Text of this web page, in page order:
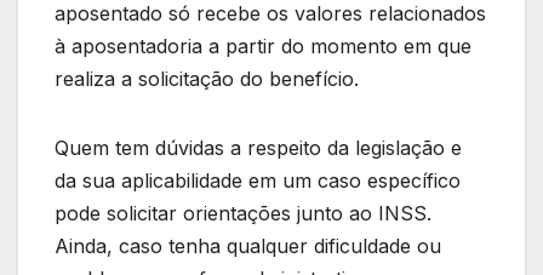
aposentado só recebe os valores relacionados
à aposentadoria a partir do momento em que
realiza a solicitação do benefício.
Quem tem dúvidas a respeito da legislação e
da sua aplicabilidade em um caso específico
pode solicitar orientações junto ao INSS.
Ainda, caso tenha qualquer dificuldade ou